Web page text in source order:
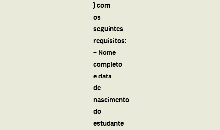
) com
os
seguintes
requisitos:
– Nome
completo
e data
de
nascimento
do
estudante